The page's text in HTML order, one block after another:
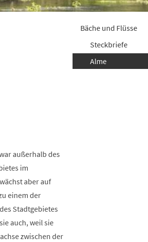
außerhalb des
im
aber auf
einem der
Stadtgebietes
auch, weil sie
zwischen der
Bäche und Flüsse
Steckbriefe
Alme